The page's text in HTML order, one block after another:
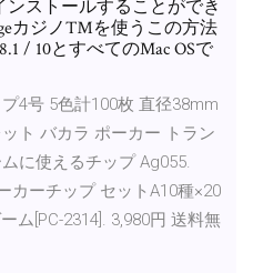
ンストールすることができ
カジノ™を使うこの方法
/ 10とすべてのMac OSで
4号 5色計100枚 直径38mm
ト バカラ ポーカー トラン
に使えるチップ Ag055.
カーチップ セットA10種×20
ム[PC-2314]. 3,980円 送料無